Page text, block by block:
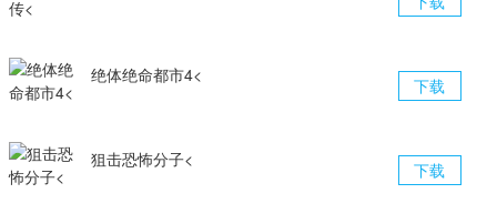
下载
绝体绝命都市4<
下载
狙击恐怖分子<